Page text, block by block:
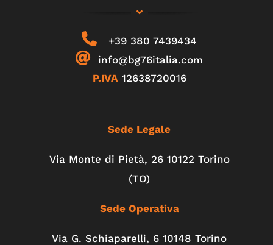
+39 380 7439434
info@bg76italia.com
P.IVA 12638720016
Sede Legale
Via Monte di Pietà, 26 10122 Torino
(TO)
Sede Operativa
Via G. Schiaparelli, 6 10148 Torino